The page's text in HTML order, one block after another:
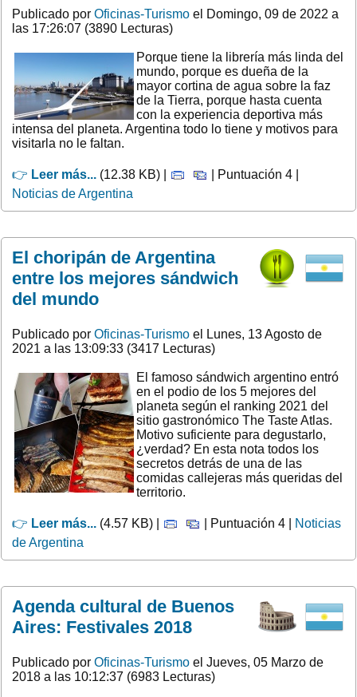
Publicado por Oficinas-Turismo el Domingo, 09 de 2022 a
las 17:26:07 (3890 Lecturas)
Porque tiene la librería más linda del
mundo, porque es dueña de la
mayor cortina de agua sobre la faz
de la Tierra, porque hasta cuenta
con la experiencia deportiva más
intensa del planeta. Argentina todo lo tiene y motivos para
visitarla no le faltan.
👉 Leer más... (12.38 KB) |
| Puntuación 4 |
Noticias de Argentina
El choripán de Argentina
entre los mejores sándwich
del mundo
Publicado por Oficinas-Turismo el Lunes, 13 Agosto de
2021 a las 13:09:33 (3417 Lecturas)
El famoso sándwich argentino entró
en el podio de los 5 mejores del
planeta según el ranking 2021 del
sitio gastronómico The Taste Atlas.
Motivo suficiente para degustarlo,
¿verdad? En esta nota todos los
secretos detrás de una de las
comidas callejeras más queridas del
territorio.
👉 Leer más... (4.57 KB) | | Puntuación 4 |
Noticias
de Argentina
Agenda cultural de Buenos
Aires: Festivales 2018
Publicado por Oficinas-Turismo el Jueves, 05 Marzo de
2018 a las 10:12:37 (6983 Lecturas)